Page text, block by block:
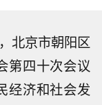
北京市朝阳区
第四十次会议
经济和社会发